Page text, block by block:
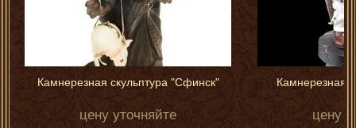
Камнерезная скульптура "Сфинск"
цену уточняйте
Камнерезная
цену